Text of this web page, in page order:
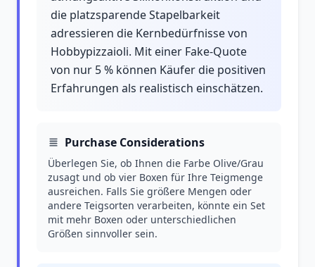
die platzsparende Stapelbarkeit
adressieren die Kernbedürfnisse von
Hobbypizzaioli. Mit einer Fake-Quote
von nur 5 % können Käufer die positiven
Erfahrungen als realistisch einschätzen.
Purchase Considerations
Überlegen Sie, ob Ihnen die Farbe Olive/Grau
zusagt und ob vier Boxen für Ihre Teigmenge
ausreichen. Falls Sie größere Mengen oder
andere Teigsorten verarbeiten, könnte ein Set
mit mehr Boxen oder unterschiedlichen
Größen sinnvoller sein.